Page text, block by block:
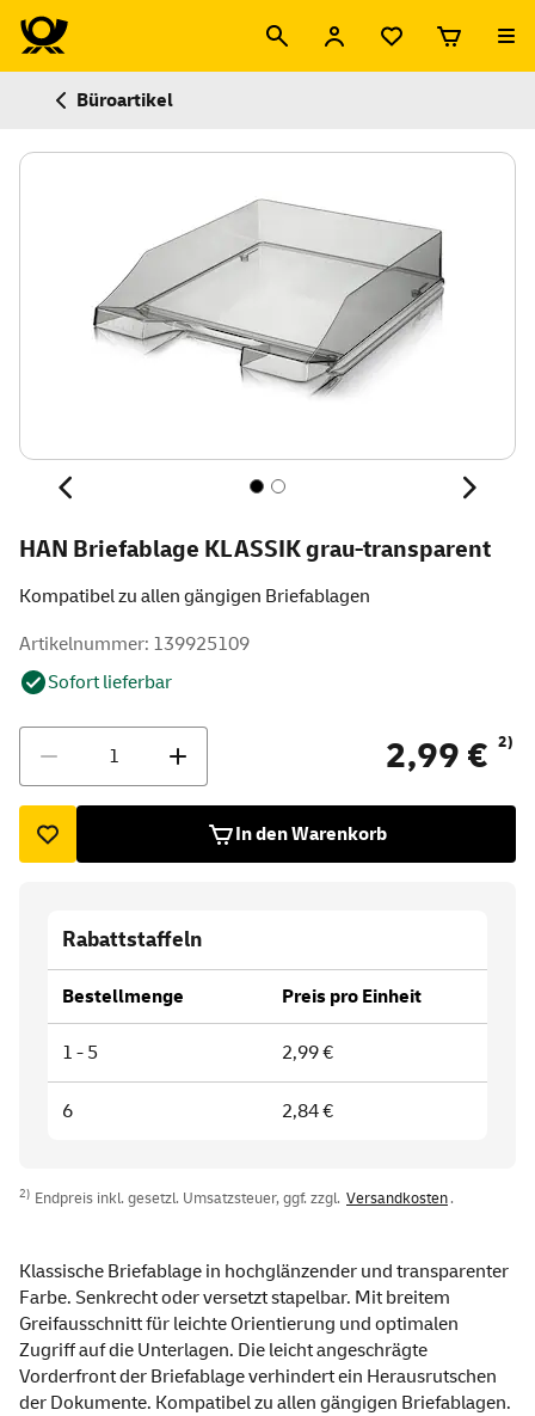
Büroartikel
HAN Briefablage KLASSIK grau-transparent
Kompatibel zu allen gängigen Briefablagen
Artikelnummer: 139925109
Sofort lieferbar
2,99 € 2)
In den Warenkorb
Rabattstaffeln
Bestellmenge Preis pro Einheit
1 - 5 2,99 €
6 2,84 €
2) Endpreis inkl. gesetzl. Umsatzsteuer, ggf. zzgl. Versandkosten.
Klassische Briefablage in hochglänzender und transparenter
Farbe. Senkrecht oder versetzt stapelbar. Mit breitem
Greifausschnitt für leichte Orientierung und optimalen
Zugriff auf die Unterlagen. Die leicht angeschrägte
Vorderfront der Briefablage verhindert ein Herausrutschen
der Dokumente. Kompatibel zu allen gängigen Briefablagen.